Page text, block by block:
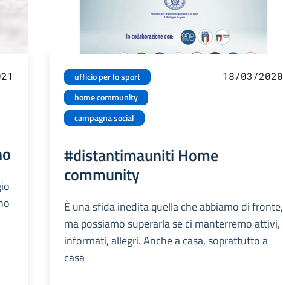
ufficio per lo sport
home community
campagna social
18/03/2020
#distantimauniti Home
community
È una sfida inedita quella che abbiamo di fronte,
ma possiamo superarla se ci manterremo attivi,
informati, allegri. Anche a casa, soprattutto a
casa